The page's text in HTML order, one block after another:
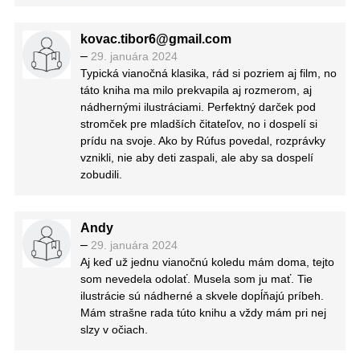
nej začítať.
Každou otočenou stranou som sa tešila na ďalšie
ilustrácie, ktoré výborne dopĺňali predstavivosť a
boli veľmi pekné.
Ak ste ešte Vianočnú koledu, rovnako ako ja,
doteraz nečítali, využite teraz toto vianočné
obdobie a toto prekrásne vydanie na to, aby ste si
príbeh aj vy užili.
kovac.tibor6@gmail.com
– 29. januára 2024
Typická vianočná klasika, rád si pozriem aj film, no
táto kniha ma milo prekvapila aj rozmerom, aj
nádhernými ilustráciami. Perfektný darček pod
stromček pre mladších čitateľov, no i dospelí si
prídu na svoje. Ako by Rúfus povedal, rozprávky
vznikli, nie aby deti zaspali, ale aby sa dospelí
zobudili.
Andy
– 29. januára 2024
Aj keď už jednu vianočnú koledu mám doma, tejto
som nevedela odolať. Musela som ju mať. Tie
ilustrácie sú nádherné a skvele dopĺňajú príbeh.
Mám strašne rada túto knihu a vždy mám pri nej
slzy v očiach.